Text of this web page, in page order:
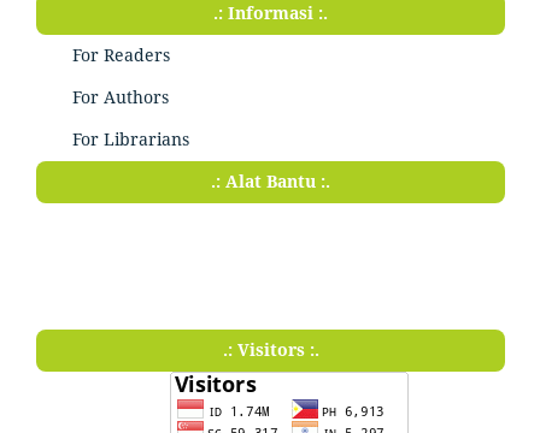
.: Informasi :.
For Readers
For Authors
For Librarians
.: Alat Bantu :.
.: Visitors :.